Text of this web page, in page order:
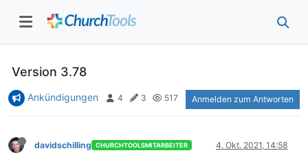
Version 3.78
Ankündigungen 4 3 517 Anmelden zum Antworten
davidschilling CHURCHTOOLSMITARBEITER 4. Okt. 2021, 14:58